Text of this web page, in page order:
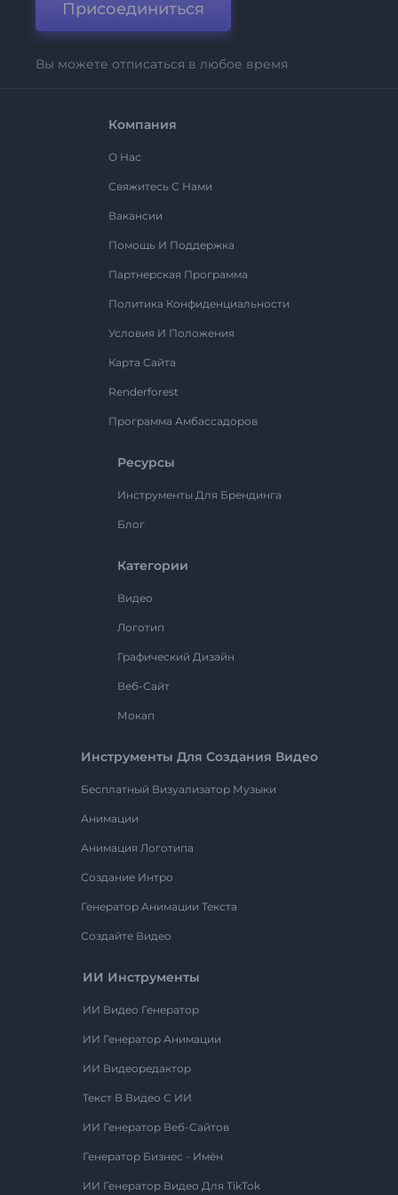
Присоединиться
Вы можете отписаться в любое время
Компания
О Нас
Свяжитесь С Нами
Вакансии
Помощь И Поддержка
Партнерская Программа
Политика Конфиденциальности
Условия И Положения
Карта Сайта
Renderforest
Программа Амбассадоров
Ресурсы
Инструменты Для Брендинга
Блог
Категории
Видео
Логотип
Графический Дизайн
Веб-Сайт
Мокап
Инструменты Для Создания Видео
Бесплатный Визуализатор Музыки
Анимации
Анимация Логотипа
Создание Интро
Генератор Анимации Текста
Создайте Видео
ИИ Инструменты
ИИ Видео Генератор
ИИ Генератор Анимации
ИИ Видеоредактор
Текст В Видео С ИИ
ИИ Генератор Веб-Сайтов
Генератор Бизнес - Имён
ИИ Генератор Видео Для TikTok